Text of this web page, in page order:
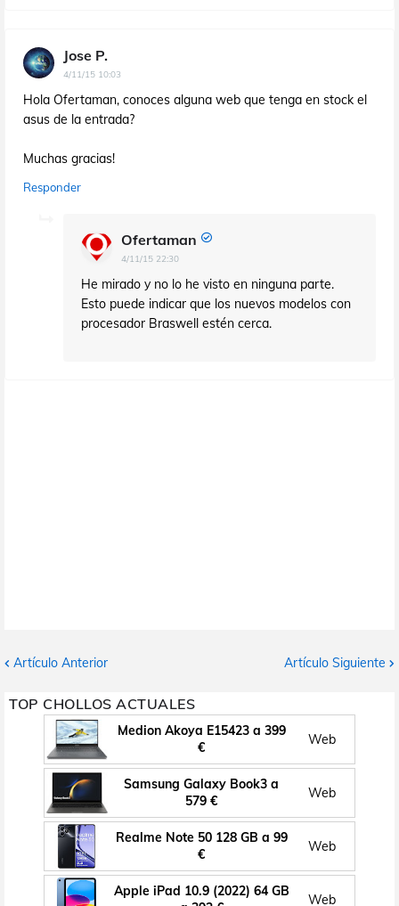
Jose P.
4/11/15 10:03
Hola Ofertaman, conoces alguna web que tenga en stock el
asus de la entrada?
Muchas gracias!
Responder
Ofertaman
4/11/15 22:30
He mirado y no lo he visto en ninguna parte.
Esto puede indicar que los nuevos modelos con
procesador Braswell estén cerca.
Artículo Anterior Artículo Siguiente
TOP CHOLLOS ACTUALES
Medion Akoya E15423 a 399
€
Web
Samsung Galaxy Book3 a
579 €
Web
Realme Note 50 128 GB a 99
€
Web
Apple iPad 10.9 (2022) 64 GB
Web